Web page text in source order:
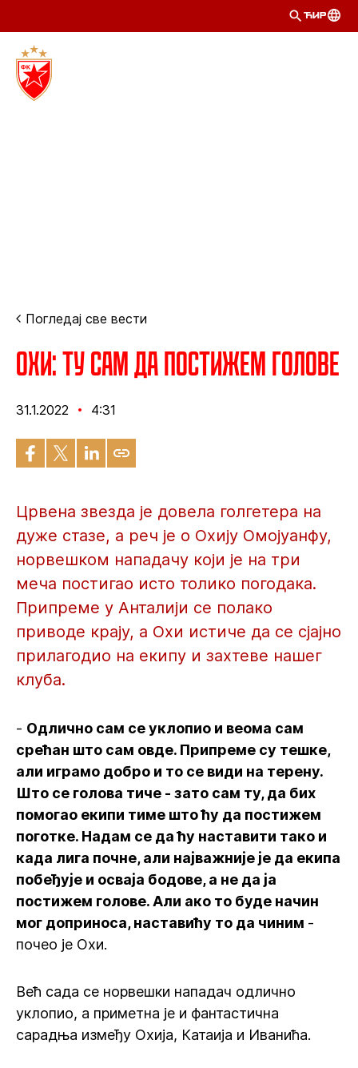
ЋИР
Погледај све вести
Охи: Ту сам да постижем голове
31.1.2022 4:31
Црвена звезда је довела голгетера на
дуже стазе, а реч је о Охију Омојуанфу,
норвешком нападачу који је на три
меча постигао исто толико погодака.
Припреме у Анталији се полако
приводе крају, а Охи истиче да се сјајно
прилагодио на екипу и захтеве нашег
клуба.
- Одлично сам се уклопио и веома сам
срећан што сам овде. Припреме су тешке,
али играмо добро и то се види на терену.
Што се голова тиче - зато сам ту, да бих
помогао екипи тиме што ћу да постижем
поготке. Надам се да ћу наставити тако и
када лига почне, али најважније је да екипа
побеђује и осваја бодове, а не да ја
постижем голове. Али ако то буде начин
мог доприноса, наставићу то да чиним -
почео је Охи.
Већ сада се норвешки нападач одлично
уклопио, а приметна је и фантастична
сарадња између Охија, Катаија и Иванића.